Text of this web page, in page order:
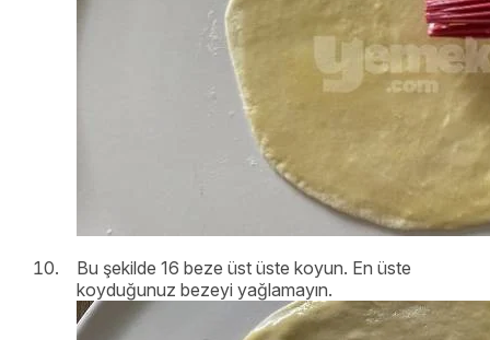
Bu şekilde 16 beze üst üste koyun. En üste
koyduğunuz bezeyi yağlamayın.